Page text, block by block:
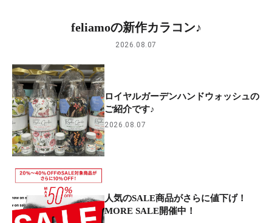
feliamoの新作カラコン♪
2026.08.07
ロイヤルガーデンハンドウォッシュの
ご紹介です♪
2026.08.07
人気のSALE商品がさらに値下げ！
MORE SALE開催中！